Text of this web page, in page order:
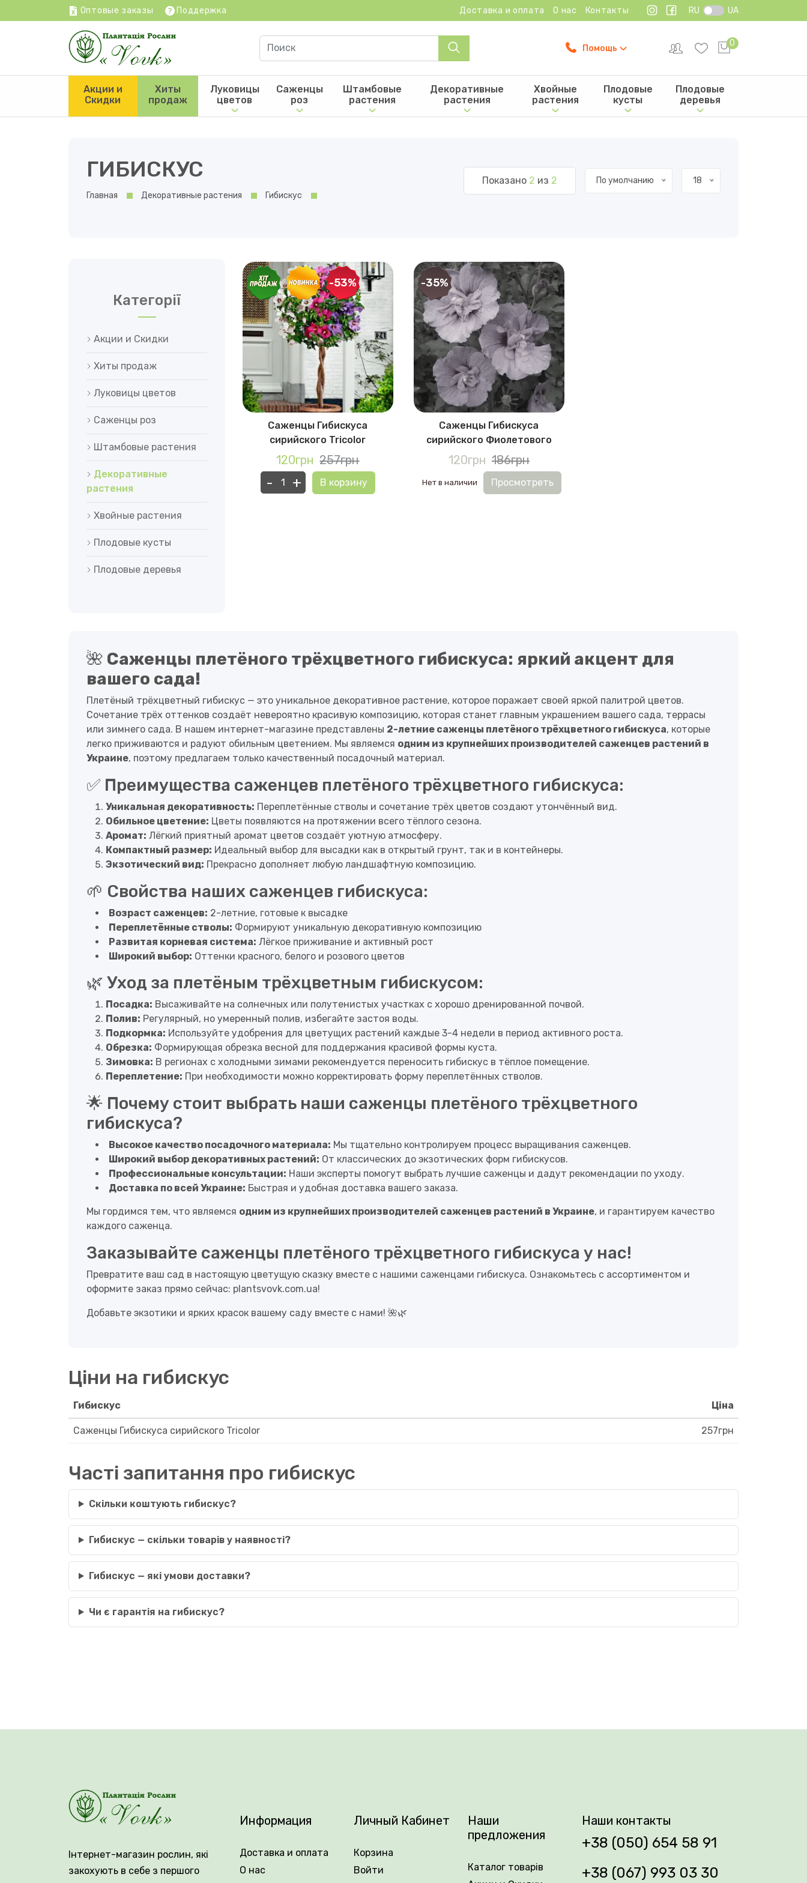
Оптовые заказы Поддержка Доставка и оплата О нас Контакты RU UA
Помощь
0
Акции и
Скидки
Хиты
продаж
Луковицы
цветов
Саженцы
роз
Штамбовые
растения
Декоративные
растения
Хвойные
растения
Плодовые
кусты
Плодовые
деревья
ГИБИСКУС
Главная Декоративные растения Гибискус
Показано 2 из 2 По умолчанию 18
Категорії
Акции и Скидки
Хиты продаж
Луковицы цветов
Саженцы роз
Штамбовые растения
Декоративные
растения
Хвойные растения
Плодовые кусты
Плодовые деревья
-53%
Саженцы Гибискуса
сирийского Tricolor
120грн 257грн
- + В корзину
-35%
Саженцы Гибискуса
сирийского Фиолетового
120грн 186грн
Нет в наличии Просмотреть
🌺 Саженцы плетёного трёхцветного гибискуса: яркий акцент для
вашего сада!
Плетёный трёхцветный гибискус — это уникальное декоративное растение, которое поражает своей яркой палитрой цветов.
Сочетание трёх оттенков создаёт невероятно красивую композицию, которая станет главным украшением вашего сада, террасы
или зимнего сада. В нашем интернет-магазине представлены 2-летние саженцы плетёного трёхцветного гибискуса, которые
легко приживаются и радуют обильным цветением. Мы являемся одним из крупнейших производителей саженцев растений в
Украине, поэтому предлагаем только качественный посадочный материал.
✅ Преимущества саженцев плетёного трёхцветного гибискуса:
Уникальная декоративность: Переплетённые стволы и сочетание трёх цветов создают утончённый вид.
Обильное цветение: Цветы появляются на протяжении всего тёплого сезона.
Аромат: Лёгкий приятный аромат цветов создаёт уютную атмосферу.
Компактный размер: Идеальный выбор для высадки как в открытый грунт, так и в контейнеры.
Экзотический вид: Прекрасно дополняет любую ландшафтную композицию.
🌱 Свойства наших саженцев гибискуса:
Возраст саженцев: 2-летние, готовые к высадке
Переплетённые стволы: Формируют уникальную декоративную композицию
Развитая корневая система: Лёгкое приживание и активный рост
Широкий выбор: Оттенки красного, белого и розового цветов
🌿 Уход за плетёным трёхцветным гибискусом:
Посадка: Высаживайте на солнечных или полутенистых участках с хорошо дренированной почвой.
Полив: Регулярный, но умеренный полив, избегайте застоя воды.
Подкормка: Используйте удобрения для цветущих растений каждые 3-4 недели в период активного роста.
Обрезка: Формирующая обрезка весной для поддержания красивой формы куста.
Зимовка: В регионах с холодными зимами рекомендуется переносить гибискус в тёплое помещение.
Переплетение: При необходимости можно корректировать форму переплетённых стволов.
🌟 Почему стоит выбрать наши саженцы плетёного трёхцветного
гибискуса?
Высокое качество посадочного материала: Мы тщательно контролируем процесс выращивания саженцев.
Широкий выбор декоративных растений: От классических до экзотических форм гибискусов.
Профессиональные консультации: Наши эксперты помогут выбрать лучшие саженцы и дадут рекомендации по уходу.
Доставка по всей Украине: Быстрая и удобная доставка вашего заказа.
Мы гордимся тем, что являемся одним из крупнейших производителей саженцев растений в Украине, и гарантируем качество
каждого саженца.
Заказывайте саженцы плетёного трёхцветного гибискуса у нас!
Превратите ваш сад в настоящую цветущую сказку вместе с нашими саженцами гибискуса. Ознакомьтесь с ассортиментом и
оформите заказ прямо сейчас: plantsvovk.com.ua!
Добавьте экзотики и ярких красок вашему саду вместе с нами! 🌺🌿
Ціни на гибискус
Гибискус Ціна
Саженцы Гибискуса сирийского Tricolor 257грн
Часті запитання про гибискус
Скільки коштують гибискус?
Гибискус — скільки товарів у наявності?
Гибискус — які умови доставки?
Чи є гарантія на гибискус?
Інтернет-магазин рослин, які
закохують в себе з першого
Информация
Доставка и оплата
О нас
Личный Кабинет
Корзина
Войти
Наши
предложения
Каталог товарів
Наши контакты
+38 (050) 654 58 91
+38 (067) 993 03 30